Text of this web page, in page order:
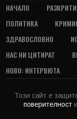
НАЧАЛО
ПОЛИТИКА
ЗДРАВОСЛОВНО
НАС НИ ЦИТИРАТ
НОВО: ИНТЕРВЮТА
Този сайт е
поверителност и